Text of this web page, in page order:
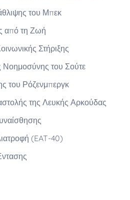
του Μπεκ
από τη Ζωή
Στήριξης
Νοημοσύνης του Σούτε
του Ρόζενμπεργκ
της Λευκής Αρκούδας
(EAT-40)